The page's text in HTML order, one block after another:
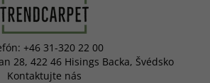
+46 31-320 22 00
28, 422 46 Hisings Backa, Švédsko
Kontaktujte nás